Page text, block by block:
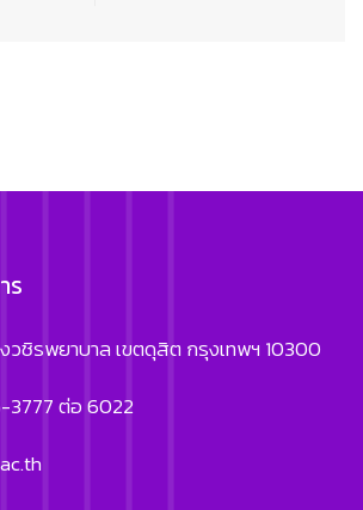
ร
วชิรพยาบาล เขตดุสิต กรุงเทพฯ 10300
ต่อ 6022